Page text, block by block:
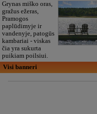
Grynas miško oras,
gražus ežeras,
Pramogos
paplūdimyje ir
vandenyje, patogūs
kambariai - viskas
čia yra sukurta
puikiam poilsiui.
Visi banneri